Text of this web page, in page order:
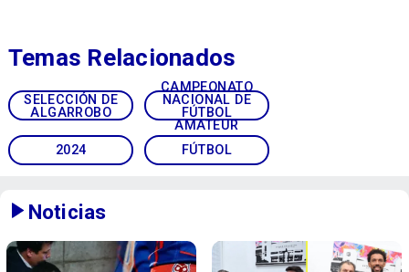
SELECCIÓN DE
ALGARROBO
CAMPEONATO
NACIONAL DE
FÚTBOL
AMATEUR
2024
FÚTBOL
Temas Relacionados
Noticias